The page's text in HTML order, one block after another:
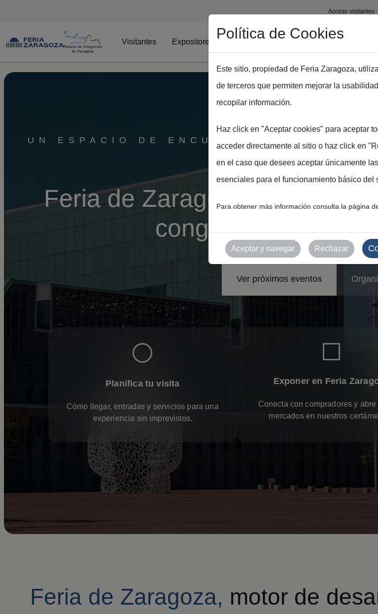
Pasar al contenido principal
Acceso visitantes
Visitantes Expositores
UN ESPACIO DE ENCUENTRO PARA LA
Feria de Zaragoza: epicentro
congresos y
Ver próximos eventos
Planifica tu visita
Cómo llegar, entradas y servicios para una
experiencia sin imprevistos.
Exponer en Feria
Conecta con compradores y
mercados en nuestros
Feria de Zaragoza, motor de
Política de Cookies
Este sitio, propiedad de Feria Zaragoza,
de terceros que permiten mejorar la
recopilar información.
Haz click en "Aceptar cookies" para aceptar
acceder directamente al sitio o haz click en
en el caso que desees aceptar únicamente
esenciales para el funcionamiento básico del
Para obtener más información consulta la página
Aceptar y navegar Rechazar